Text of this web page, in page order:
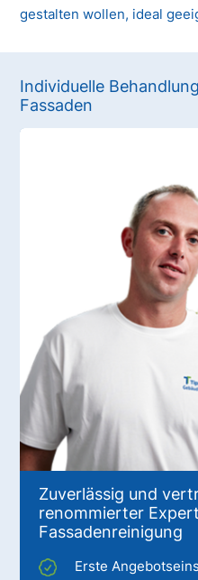
gestalten wollen, ideal
Individuelle
Fassaden
Zuverlässig und
renommierter
Fassadenreinigung
Erste